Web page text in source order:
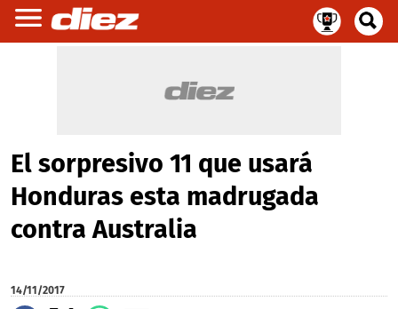
El sorpresivo 11 que usará
Honduras esta madrugada
contra Australia
14/11/2017